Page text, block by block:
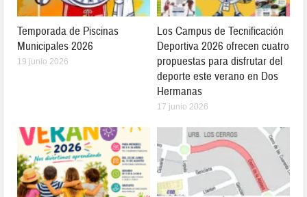
Temporada de Piscinas
Municipales 2026
19 junio 2026
Los Campus de Tecnificación
Deportiva 2026 ofrecen cuatro
propuestas para disfrutar del
deporte este verano en Dos
Hermanas
17 junio 2026